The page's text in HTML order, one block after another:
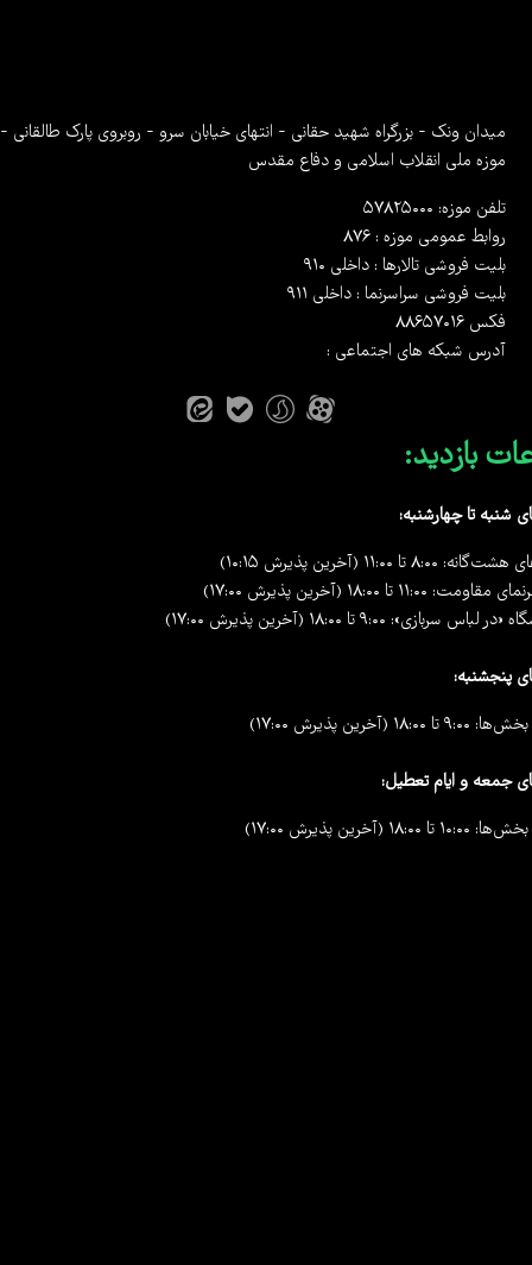
میدان ونک - بزرگراه شهید حقانی - انتهای خیابان سرو - روبروی پارک طالقانی -
موزه ملی انقلاب اسلامی و دفاع مقدس
تلفن موزه: 57825000
روابط عمومی موزه : 876
بلیت فروشی تالارها : داخلی 910
بلیت فروشی سراسرنما : داخلی 911
فکس 88657016
آدرس شبکه های اجتماعی :
بازدید:
شنبه تا چهارشنبه:
۸:۰۰ تا ۱۱:۰۰ (آخرین پذیرش ۱۰:۱۵)
۱۱:۰۰ تا ۱۸:۰۰ (آخرین پذیرش ۱۷:۰۰)
لباس سربازی»: ۹:۰۰ تا ۱۸:۰۰ (آخرین پذیرش ۱۷:۰۰)
پنجشنبه:
۱۸:۰۰ (آخرین پذیرش ۱۷:۰۰)
جمعه و ایام تعطیل:
۱۸:۰۰ (آخرین پذیرش ۱۷:۰۰)